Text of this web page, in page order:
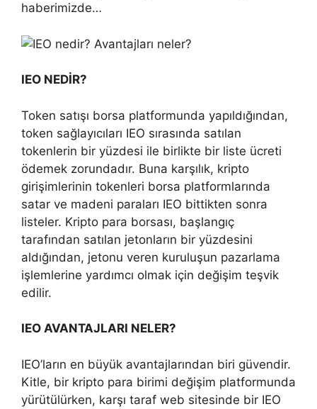
haberimizde…
IEO NEDİR?
Token satışı borsa platformunda yapıldığından,
token sağlayıcıları IEO sırasında satılan
tokenlerin bir yüzdesi ile birlikte bir liste ücreti
ödemek zorundadır. Buna karşılık, kripto
girişimlerinin tokenleri borsa platformlarında
satar ve madeni paraları IEO bittikten sonra
listeler. Kripto para borsası, başlangıç ​​
tarafından satılan jetonların bir yüzdesini
aldığından, jetonu veren kuruluşun pazarlama
işlemlerine yardımcı olmak için değişim teşvik
edilir.
IEO AVANTAJLARI NELER?
IEO’ların en büyük avantajlarından biri güvendir.
Kitle, bir kripto para birimi değişim platformunda
yürütülürken, karşı taraf web sitesinde bir IEO